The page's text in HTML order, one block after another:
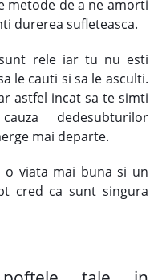
metode de a ne amorti
durerea sufleteasca.
rele iar tu nu esti
le cauti si sa le asculti.
astfel incat sa te simti
dedesubturilor
mai departe.
viata mai buna si un
cred ca sunt singura